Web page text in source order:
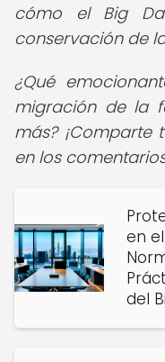
cómo el Big
conservación de
¿Qué
migración de la
más? ¡Comparte
en los
en
del